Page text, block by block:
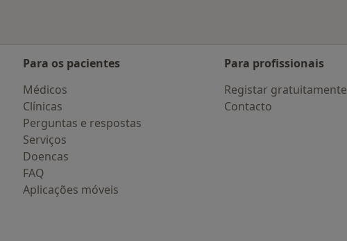
Para os pacientes
Médicos
Clínicas
Perguntas e respostas
Serviços
Doencas
FAQ
Aplicações móveis
Para profissionais
Registar gratuitamente
Contacto